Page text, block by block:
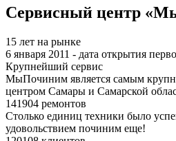
Сервисный центр
15 лет на рынке
6 января 2011 - дата открытия
Крупнейший сервис
МыПочиним является самым
центром Самары и Самарской
141904 ремонтов
Столько единиц техники было
удовольствием починим еще!